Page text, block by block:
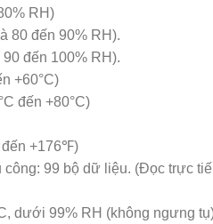
RH)
80 đến 90% RH).
đến 100% RH).
+60°C)
đến +80°C)
+176℉)
99 bộ dữ liệu. (Đọc trực
dưới 99% RH (không ngưng